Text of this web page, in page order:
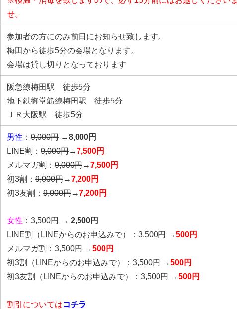
せ。
参加者の方にのみ前日にお知らせ致します。
梅田から徒歩5分の会場となります。
会場は貸し切りとなっております
阪急線梅田駅 徒歩5分
地下鉄御堂筋線梅田駅 徒歩5分
ＪＲ大阪駅 徒歩5分
男性 ： 9,000円 →8,000円
LINE割： 9,000円→7,500円
メルマガ割： 9,000円→7,500円
初3割： 9,000円→7,200円
初3友割： 9,000円→7,200円
女性 ： 3,500円 → 2,500円
LINE割
（LINEからのお申込みで） ： 3,500円 →500円
メルマガ割： 3,500円 →500円
初3割（LINEからのお申込みで）： 3,500円 →500円
初3友割（LINEからのお申込みで）： 3,500円 →500円
割引についてはコチラ